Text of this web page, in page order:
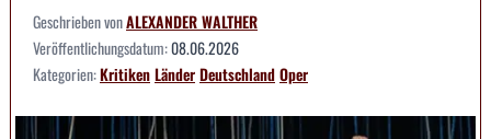
Geschrieben vonALEXANDER WALTHER
Veröffentlichungsdatum:08.06.2026
Kategorien:KritikenLänderDeutschlandOper